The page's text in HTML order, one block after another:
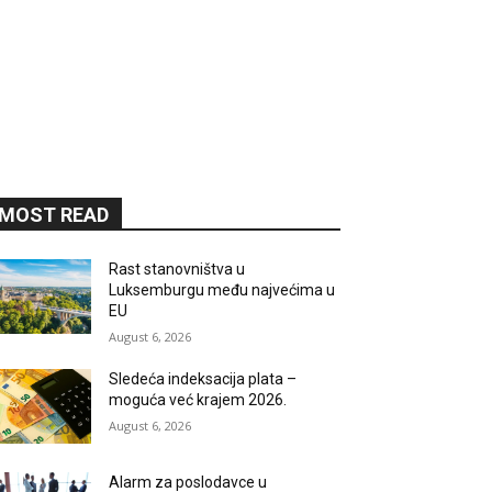
READ
Rast stanovništva u
Luksemburgu među najvećima u
EU
August 6, 2026
Sledeća indeksacija plata –
moguća već krajem 2026.
August 6, 2026
Alarm za poslodavce u